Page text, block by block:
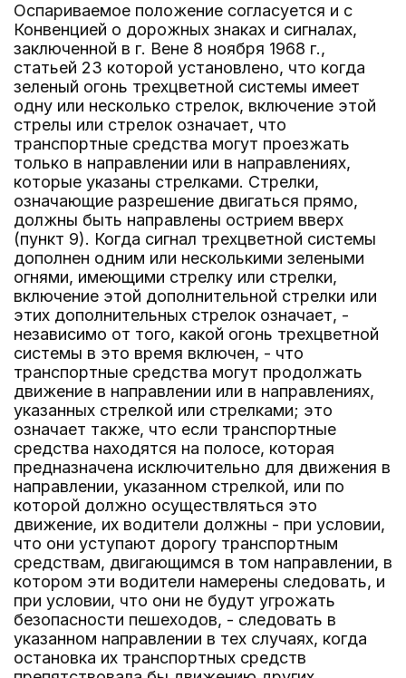
Оспариваемое положение согласуется и с
Конвенцией о дорожных знаках и сигналах,
заключенной в г. Вене 8 ноября 1968 г.,
статьей 23 которой установлено, что когда
зеленый огонь трехцветной системы имеет
одну или несколько стрелок, включение этой
стрелы или стрелок означает, что
транспортные средства могут проезжать
только в направлении или в направлениях,
которые указаны стрелками. Стрелки,
означающие разрешение двигаться прямо,
должны быть направлены острием вверх
(пункт 9). Когда сигнал трехцветной системы
дополнен одним или несколькими зелеными
огнями, имеющими стрелку или стрелки,
включение этой дополнительной стрелки или
этих дополнительных стрелок означает, -
независимо от того, какой огонь трехцветной
системы в это время включен, - что
транспортные средства могут продолжать
движение в направлении или в направлениях,
указанных стрелкой или стрелками; это
означает также, что если транспортные
средства находятся на полосе, которая
предназначена исключительно для движения в
направлении, указанном стрелкой, или по
которой должно осуществляться это
движение, их водители должны - при условии,
что они уступают дорогу транспортным
средствам, двигающимся в том направлении, в
котором эти водители намерены следовать, и
при условии, что они не будут угрожать
безопасности пешеходов, - следовать в
указанном направлении в тех случаях, когда
остановка их транспортных средств